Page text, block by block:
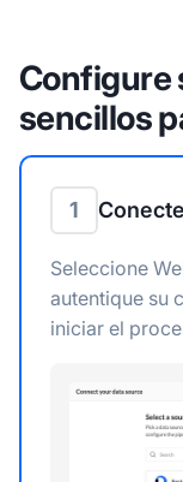
Configure
sencillos
1
Seleccione
autentique su
iniciar el